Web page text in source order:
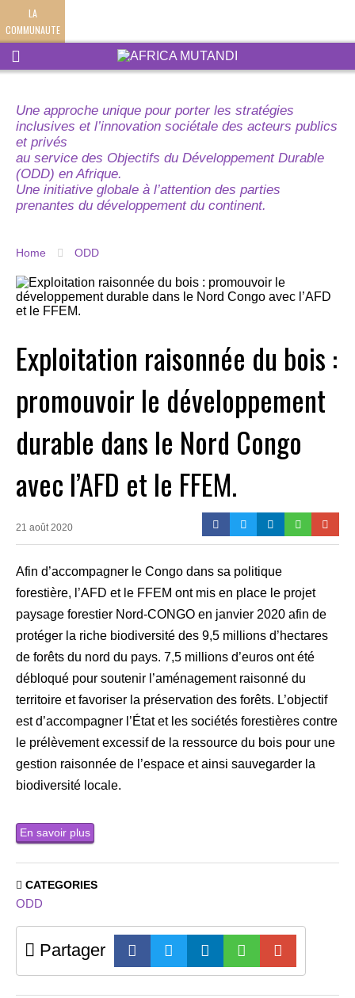
LA
COMMUNAUTE
Une approche unique pour porter les stratégies
inclusives et l’innovation sociétale des acteurs publics
et privés
au service des Objectifs du Développement Durable
(ODD) en Afrique.
Une initiative globale à l’attention des parties
prenantes du développement du continent.
Home ODD
Exploitation raisonnée du bois :
promouvoir le développement
durable dans le Nord Congo
avec l’AFD et le FFEM.
21 août 2020
Afin d’accompagner le Congo dans sa politique
forestière, l’AFD et le FFEM ont mis en place le projet
paysage forestier Nord-CONGO en janvier 2020 afin de
protéger la riche biodiversité des 9,5 millions d’hectares
de forêts du nord du pays. 7,5 millions d’euros ont été
débloqué pour soutenir l’aménagement raisonné du
territoire et favoriser la préservation des forêts. L’objectif
est d’accompagner l’État et les sociétés forestières contre
le prélèvement excessif de la ressource du bois pour une
gestion raisonnée de l’espace et ainsi sauvegarder la
biodiversité locale.
En savoir plus
CATEGORIES
ODD
Partager